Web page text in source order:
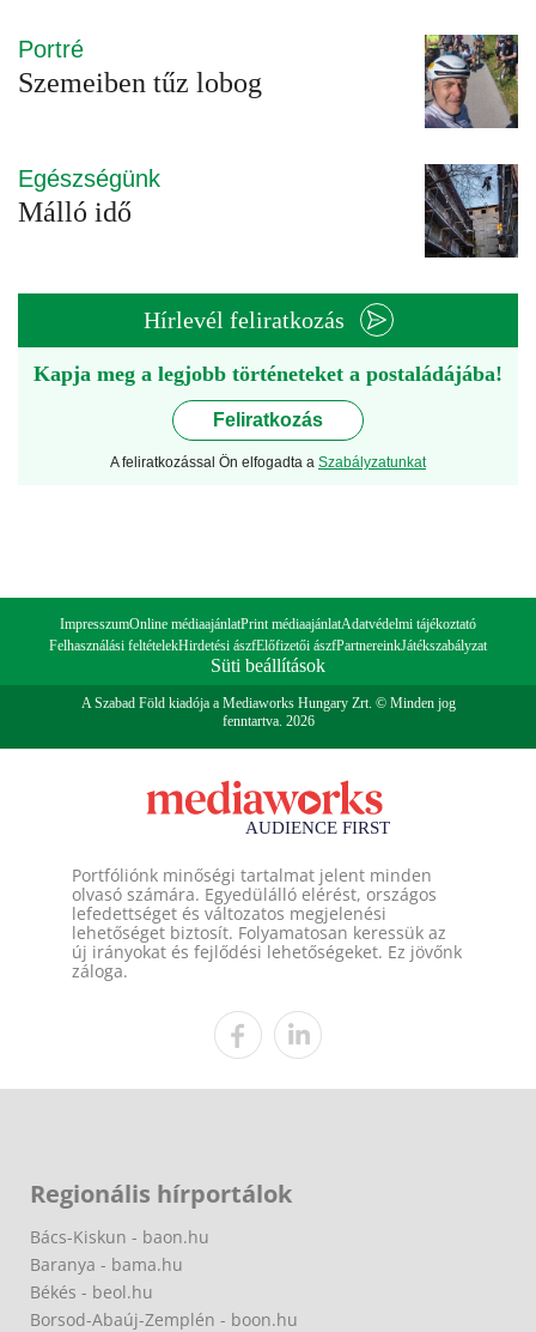
Portré
Szemeiben tűz lobog
Egészségünk
Málló idő
Hírlevél feliratkozás
Kapja meg a legjobb történeteket a postaládájába!
Feliratkozás
A feliratkozással Ön elfogadta a Szabályzatunkat
ImpresszumOnline médiaajánlatPrint médiaajánlatAdatvédelmi tájékoztató
Felhasználási feltételekHirdetési ászfElőfizetői ászfPartnereinkJátékszabályzat
Süti beállítások
A Szabad Föld kiadója a Mediaworks Hungary Zrt. © Minden jog
fenntartva. 2026
Portfóliónk minőségi tartalmat jelent minden
olvasó számára. Egyedülálló elérést, országos
lefedettséget és változatos megjelenési
lehetőséget biztosít. Folyamatosan keressük az
új irányokat és fejlődési lehetőségeket. Ez jövőnk
záloga.
Regionális hírportálok
Bács-Kiskun - baon.hu
Baranya - bama.hu
Békés - beol.hu
Borsod-Abaúj-Zemplén - boon.hu